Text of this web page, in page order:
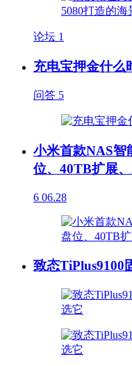
论坛 1
充电宝押金什么
问答 5
小米首款NAS智
位、40TB扩展
6 06.28
致态TiPlus9100